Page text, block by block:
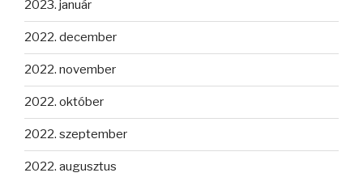
2023. január
2022. december
2022. november
2022. október
2022. szeptember
2022. augusztus